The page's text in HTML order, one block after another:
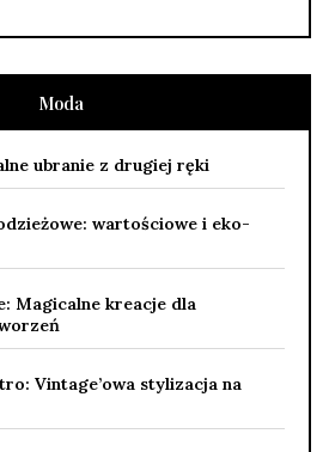
Moda
ubranie z drugiej ręki
wartościowe i eko-
Magicalne kreacje dla
Vintage’owa stylizacja na